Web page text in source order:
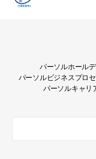
パーソルホール
パーソルビジネスプロ
パーソルキャリ